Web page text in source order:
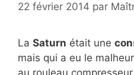
22 février 2014 par
La Saturn était une
mais qui a eu le
au rouleau